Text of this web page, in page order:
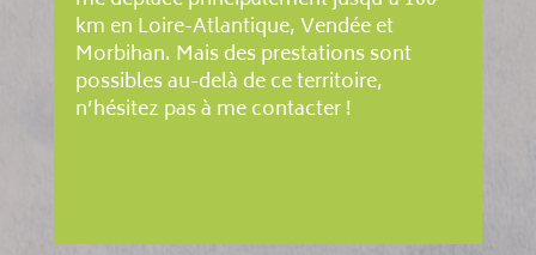
km en Loire-Atlantique, Vendée et
Morbihan. Mais des prestations sont
possibles au-delà de ce territoire,
n’hésitez pas à me contacter !